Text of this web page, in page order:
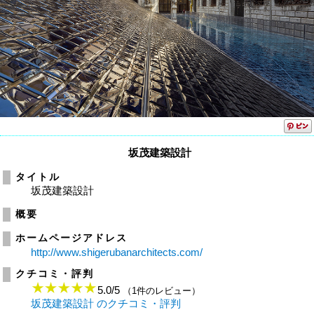
坂茂建築設計
タイトル
坂茂建築設計
概要
ホームページアドレス
http://www.shigerubanarchitects.com/
クチコミ・評判
5.0/5 （1件のレビュー）
坂茂建築設計 のクチコミ・評判